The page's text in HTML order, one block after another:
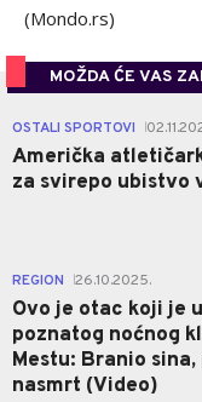
(Mondo.rs)
MOŽDA ĆE VAS
OSTALI SPORTOVI
Američka
za svirepo ubistvo
REGION 26.10.2025.
Ovo je otac koji je
poznatog noćnog
Mestu: Branio
nasmrt (Video)